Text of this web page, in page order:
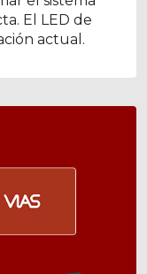
El LED de
actual.